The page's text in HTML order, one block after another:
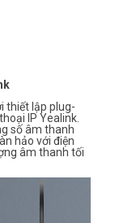
thiết lập plug-
IP Yealink.
số âm thanh
hảo với điện
âm thanh tối